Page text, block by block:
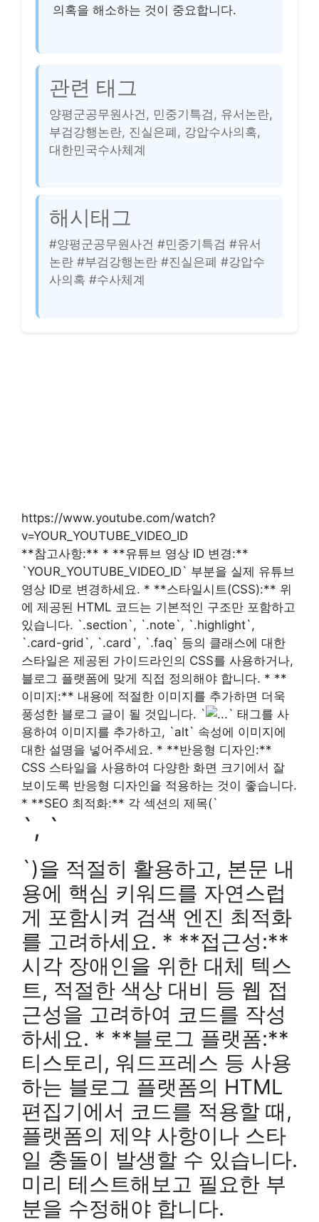
의혹을 해소하는 것이 중요합니다.
관련 태그
양평군공무원사건, 민중기특검, 유서논란,
부검강행논란, 진실은폐, 강압수사의혹,
대한민국수사체계
해시태그
#양평군공무원사건 #민중기특검 #유서
논란 #부검강행논란 #진실은폐 #강압수
사의혹 #수사체계
https://www.youtube.com/watch?
v=YOUR_YOUTUBE_VIDEO_ID
**참고사항:** * **유튜브 영상 ID 변경:**
`YOUR_YOUTUBE_VIDEO_ID` 부분을 실제 유튜브
영상 ID로 변경하세요. * **스타일시트(CSS):** 위
에 제공된 HTML 코드는 기본적인 구조만 포함하고
있습니다. `.section`, `.note`, `.highlight`,
`.card-grid`, `.card`, `.faq` 등의 클래스에 대한
스타일은 제공된 가이드라인의 CSS를 사용하거나,
블로그 플랫폼에 맞게 직접 정의해야 합니다. * **
이미지:** 내용에 적절한 이미지를 추가하면 더욱
풍성한 블로그 글이 될 것입니다. `
` 태그를 사
용하여 이미지를 추가하고, `alt` 속성에 이미지에
대한 설명을 넣어주세요. * **반응형 디자인:**
CSS 스타일을 사용하여 다양한 화면 크기에서 잘
보이도록 반응형 디자인을 적용하는 것이 좋습니다.
* **SEO 최적화:** 각 섹션의 제목(`
`, `
`)을 적절히 활용하고, 본문 내
용에 핵심 키워드를 자연스럽
게 포함시켜 검색 엔진 최적화
를 고려하세요. * **접근성:**
시각 장애인을 위한 대체 텍스
트, 적절한 색상 대비 등 웹 접
근성을 고려하여 코드를 작성
하세요. * **블로그 플랫폼:**
티스토리, 워드프레스 등 사용
하는 블로그 플랫폼의 HTML
편집기에서 코드를 적용할 때,
플랫폼의 제약 사항이나 스타
일 충돌이 발생할 수 있습니다.
미리 테스트해보고 필요한 부
분을 수정해야 합니다.